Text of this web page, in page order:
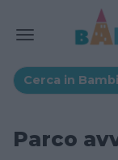
Parco